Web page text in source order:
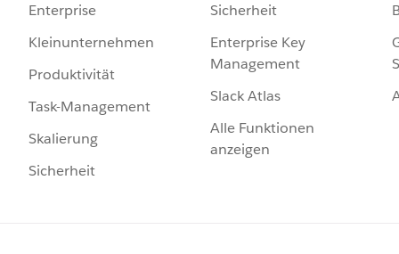
Enterprise
Kleinunternehmen
Produktivität
Task-Management
Skalierung
Sicherheit
Sicherheit
Enterprise Key
Management
Slack Atlas
Alle Funktionen
anzeigen